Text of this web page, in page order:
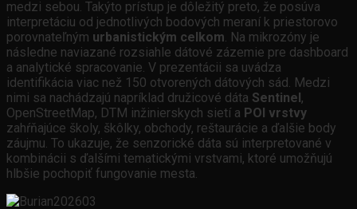
medzi sebou. Takýto prístup je dôležitý preto, že posúva
interpretáciu od jednotlivých bodových meraní k priestorovo
porovnateľným urbanistickým celkom. Na mikrozóny je
následne naviazané rozsiahle dátové zázemie pre dashboard
a analytické spracovanie. V prezentácii sa uvádza
identifikácia viac než 150 otvorených dátových sád. Medzi
nimi sa nachádzajú napríklad družicové dáta Sentinel ,
OpenStreetMap, DTM inžinierskych sietí a POI vrstvy
zahŕňajúce školy, škôlky, obchody, reštaurácie a ďalšie body
záujmu. To ukazuje, že senzorické dáta sú interpretované v
kombinácii s ďalšími tematickými vrstvami, ktoré umožňujú
hlbšie pochopiť fungovanie mesta.